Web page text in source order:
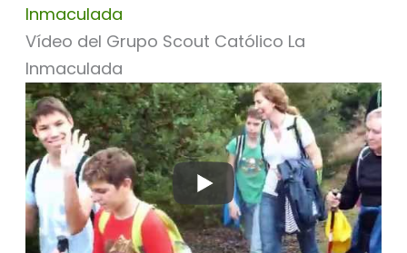
Inmaculada
Vídeo del Grupo Scout Católico La
Inmaculada